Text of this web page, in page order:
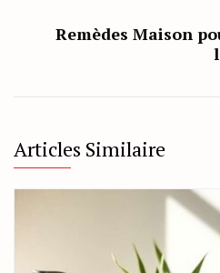
Remèdes Maison
Articles Similaire